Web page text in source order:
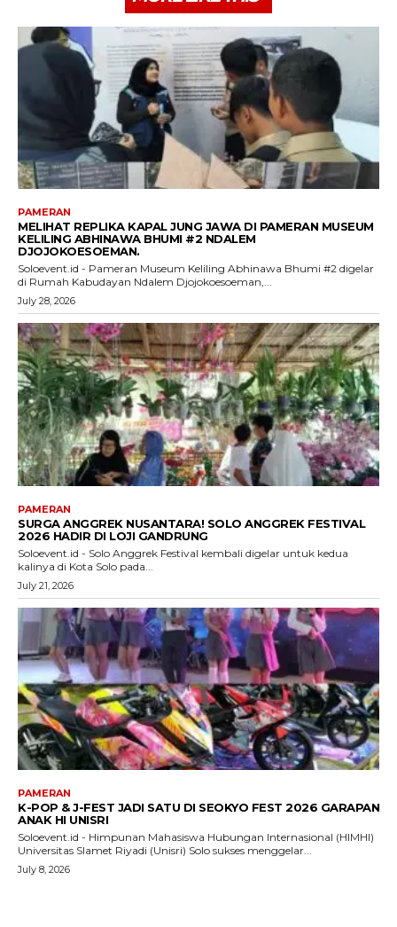
PAMERAN
MELIHAT REPLIKA KAPAL JUNG JAWA DI PAMERAN MUSEUM
KELILING ABHINAWA BHUMI #2 NDALEM
DJOJOKOESOEMAN.
Soloevent.id - Pameran Museum Keliling Abhinawa Bhumi #2 digelar
di Rumah Kabudayan Ndalem Djojokoesoeman,...
July 28, 2026
PAMERAN
SURGA ANGGREK NUSANTARA! SOLO ANGGREK FESTIVAL
2026 HADIR DI LOJI GANDRUNG
Soloevent.id - Solo Anggrek Festival kembali digelar untuk kedua
kalinya di Kota Solo pada...
July 21, 2026
PAMERAN
K-POP & J-FEST JADI SATU DI SEOKYO FEST 2026 GARAPAN
ANAK HI UNISRI
Soloevent.id - Himpunan Mahasiswa Hubungan Internasional (HIMHI)
Universitas Slamet Riyadi (Unisri) Solo sukses menggelar...
July 8, 2026